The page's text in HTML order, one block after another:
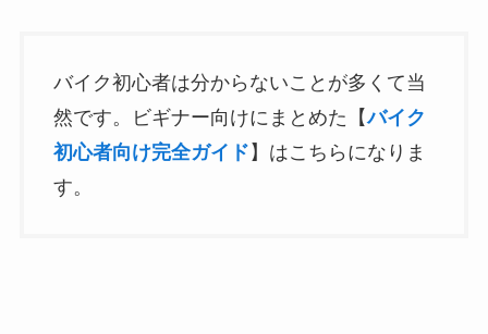
バイク初心者は分からないことが多くて当
然です。ビギナー向けにまとめた【バイク
初心者向け完全ガイド 】はこちらになりま
す。